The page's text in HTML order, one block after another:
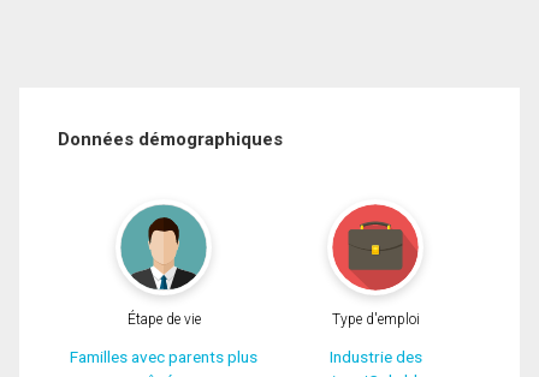
Données démographiques
Étape de vie
Familles avec parents plus
Type d'emploi
Industrie des